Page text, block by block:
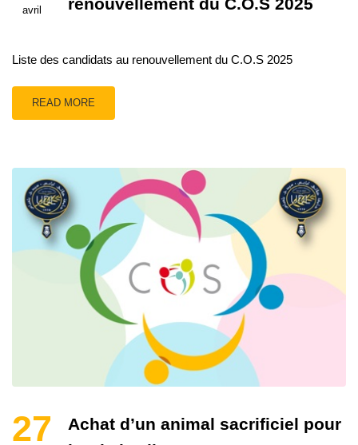
avril
Liste des candidats au renouvellement du C.O.S 2025
READ MORE
27
Achat d’un animal sacrificiel pour